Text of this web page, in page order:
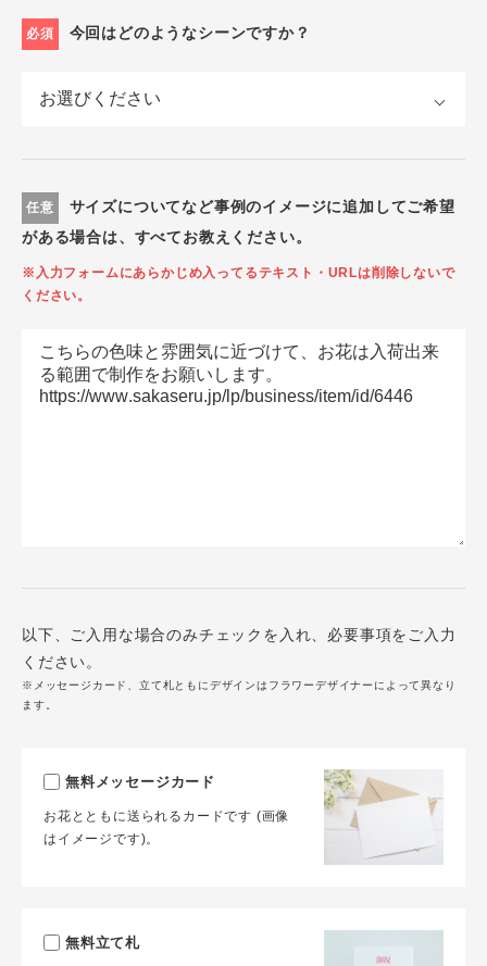
必須 今回はどのようなシーンですか？
任意
サイズについてなど事例のイメージに追加してご希望
がある場合は、すべてお教えください。
※入力フォームにあらかじめ入ってるテキスト・URLは削除しないで
ください。
以下、ご入用な場合のみチェックを入れ、必要事項をご入力
ください。
※メッセージカード、立て札ともにデザインはフラワーデザイナーによって異なり
ます。
無料メッセージカード
お花とともに送られるカードです (画像
はイメージです)。
無料立て札